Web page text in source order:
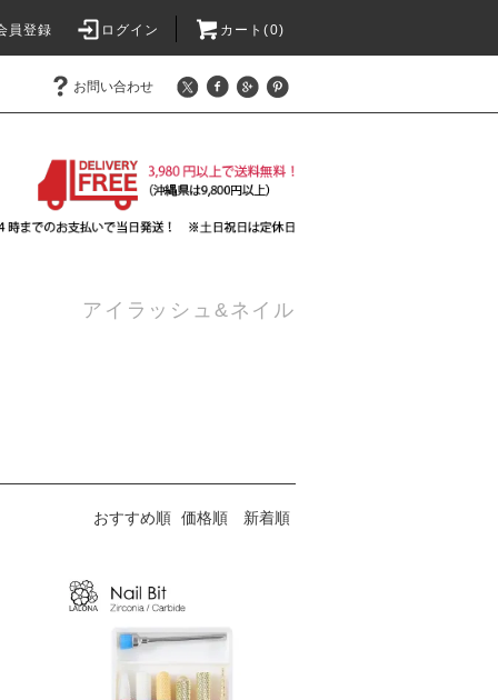
員登録 ログイン カート(0)
お問い合わせ
アイラッシュ&ネイル
おすすめ順 価格順 新着順